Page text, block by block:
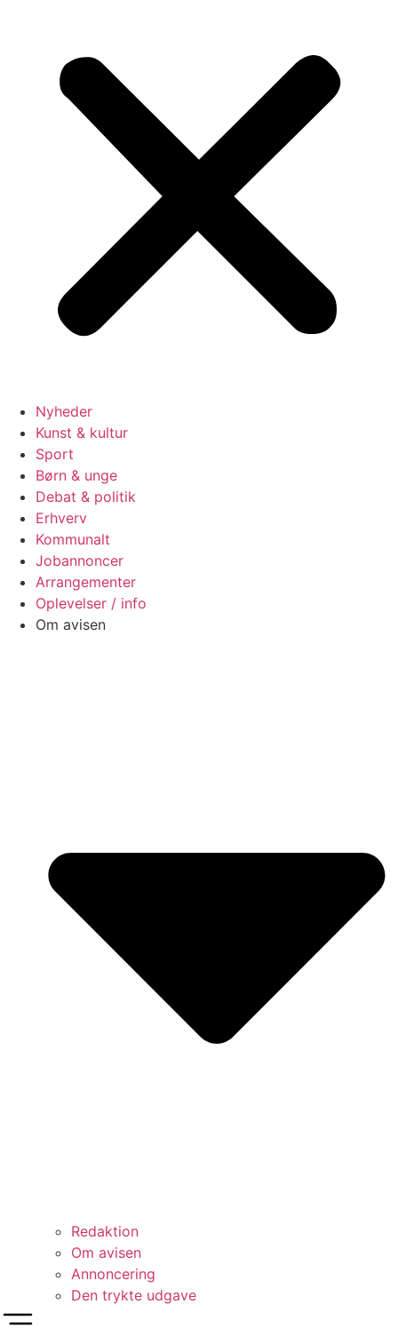
Nyheder
Kunst & kultur
Sport
Børn & unge
Debat & politik
Erhverv
Kommunalt
Jobannoncer
Arrangementer
Oplevelser / info
Om avisen
Redaktion
Om avisen
Annoncering
Den trykte udgave